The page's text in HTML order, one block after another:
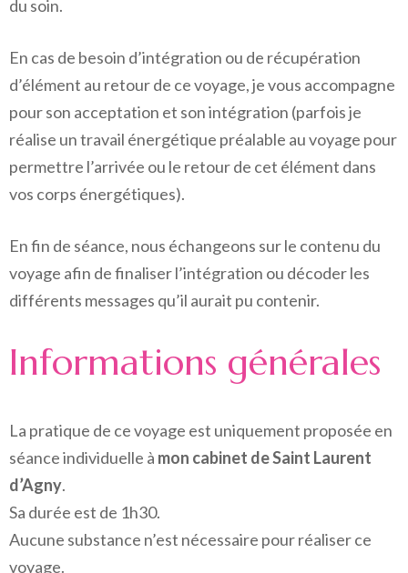
du soin.
En cas de besoin d’intégration ou de récupération
d’élément au retour de ce voyage, je vous accompagne
pour son acceptation et son intégration (parfois je
réalise un travail énergétique préalable au voyage pour
permettre l’arrivée ou le retour de cet élément dans
vos corps énergétiques).
En fin de séance, nous échangeons sur le contenu du
voyage afin de finaliser l’intégration ou décoder les
différents messages qu’il aurait pu contenir.
Informations générales
La pratique de ce voyage est uniquement proposée en
séance individuelle à mon cabinet de Saint Laurent
d’Agny.
Sa durée est de 1h30.
Aucune substance n’est nécessaire pour réaliser ce
voyage.